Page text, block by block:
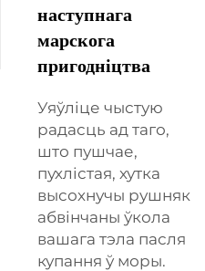
наступнага
марскога
пригодніцтва
Уяўліце чыстую
радасць ад таго,
што пушчае,
пухлістая, хутка
высохнучы рушняк
абвінчаны ўкола
вашага тэла пасля
купання ў моры.